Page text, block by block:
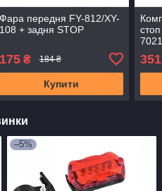
Фара передня FY-812/XY-
108 + задня STOP
175₴ 184 ₴
Купити
–5%